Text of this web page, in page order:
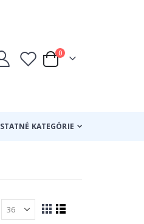
Cart
0položky
KATEGÓRIE
Zobraziť
Mriežka
Zoznam